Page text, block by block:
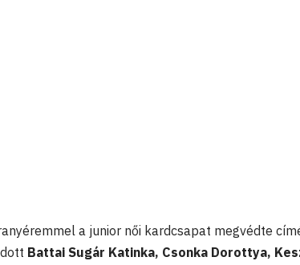
a junior női kardcsapat megvédte
Battai Sugár Katinka, Csonka Dorottya,